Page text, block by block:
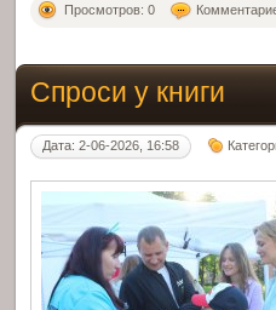
Просмотров: 0
Спроси у книги
Дата: 2-06-2026, 16:58